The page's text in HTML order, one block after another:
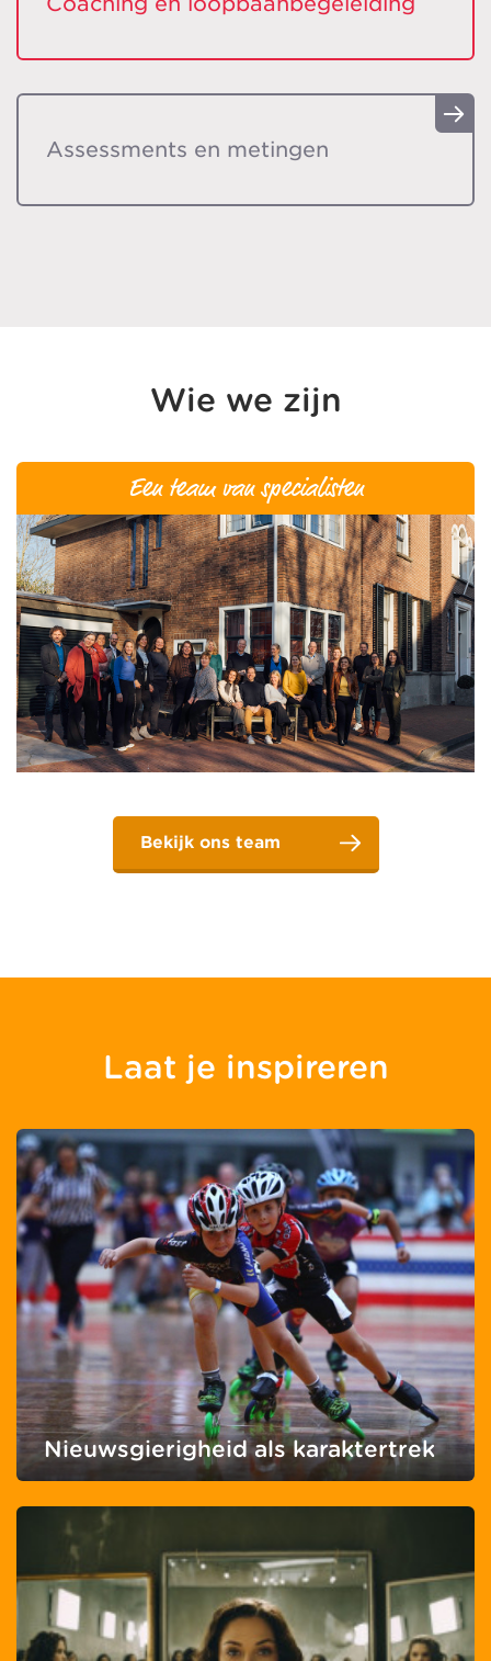
Assessments en metingen
Wie we zijn
Een team van specialisten
Bekijk ons team
Laat je inspireren
Nieuwsgierigheid als karaktertrek